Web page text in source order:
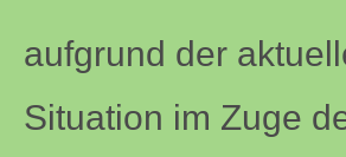
aufgrund der
Situation im Zuge